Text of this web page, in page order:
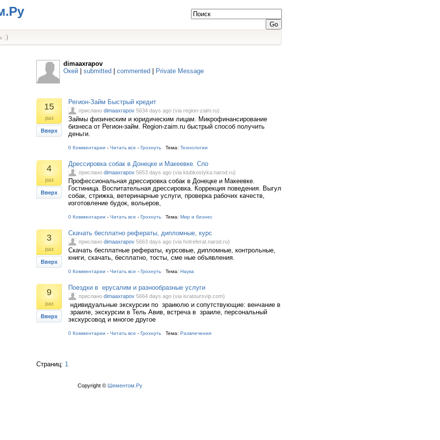
:)
dimaaxrapov
Окей
submitted commented Private Message
15
раз
Вверх
Регион-Займ Быстрый кредит
прислано dimaaxrapov 5634 days ago (via region-zaim.ru)
Займы физическим и юридическим лицам. Микрофинансирование
бизнеса от Регион-займ. Region-zaim.ru быстрый способ получить
деньги.
0 Комментарии - Читать все - Грохнуть Тема: Технологии
4
раз
Вверх
Дрессировка собак в Донецке и Макеевке. Спо
прислано dimaaxrapov 5653 days ago (via klubkostyka.narod.ru)
Профессиональная дрессировка собак в Донецке и Макеевке.
Гостиница. Воспитательная дрессировка. Коррекция поведения. Выгул
собак, стрижка, ветеринарные услуги, проверка рабочих качеств,
изготовление будок, вольеров,
0 Комментарии - Читать все - Грохнуть Тема: Мир и бизнес
3
раз
Вверх
Скачать бесплатно рефераты, дипломные, курс
прислано dimaaxrapov 5663 days ago (via hotreferat.narod.ru)
Скачать бесплатные рефераты, курсовые, дипломные, контрольные,
книги, скачать, бесплатно, тосты, сме ные объявления.
0 Комментарии - Читать все - Грохнуть Тема: Наука
9
раз
Вверх
Поездки в ерусалим и разнообразные услуги
прислано dimaaxrapov 5664 days ago (via isratoursvip.com)
ндивидуальные экскурсии по зраиюлю и сопутствующие: венчание в
зраиле, экскурсии в Тель Авив, встреча в зраиле, персональный
экскурсовод и многое другое
0 Комментарии - Читать все - Грохнуть Тема: Развлечения
Страниц: 1
Copyright © Шементом.Ру